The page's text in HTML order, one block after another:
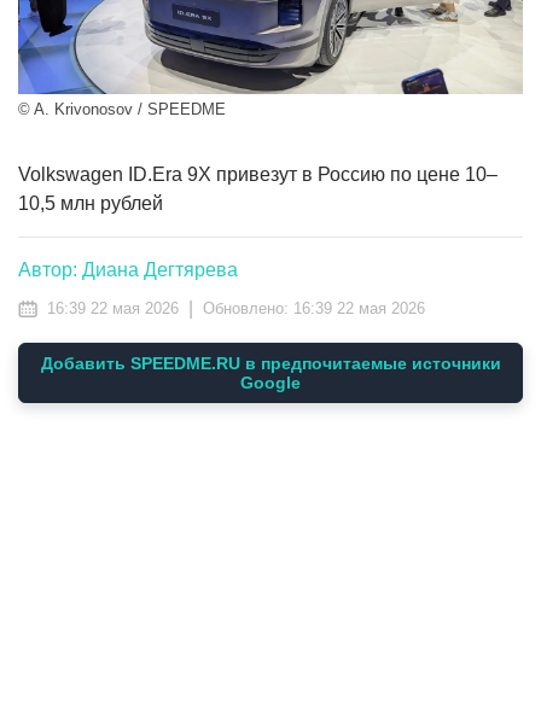
© A. Krivonosov / SPEEDME
Volkswagen ID.Era 9X привезут в Россию по цене 10–
10,5 млн рублей
Автор: Диана Дегтярева
16:39 22 мая 2026 Обновлено: 16:39 22 мая 2026
Добавить SPEEDME.RU в предпочитаемые источники
Google